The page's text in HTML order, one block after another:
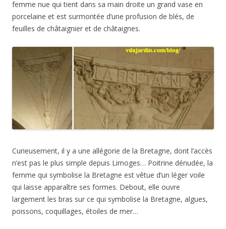
femme nue qui tient dans sa main droite un grand vase en
porcelaine et est surmontée d’une profusion de blés, de
feuilles de châtaignier et de châtaignes.
Curieusement, il y a une allégorie de la Bretagne, dont l’accès
n’est pas le plus simple depuis Limoges… Poitrine dénudée, la
femme qui symbolise la Bretagne est vêtue d’un léger voile
qui laisse apparaître ses formes. Debout, elle ouvre
largement les bras sur ce qui symbolise la Bretagne, algues,
poissons, coquillages, étoiles de mer…